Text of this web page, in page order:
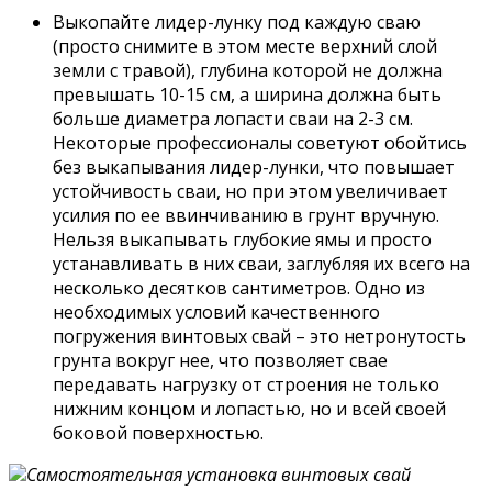
Выкопайте лидер-лунку под каждую сваю
(просто снимите в этом месте верхний слой
земли с травой), глубина которой не должна
превышать 10-15 см, а ширина должна быть
больше диаметра лопасти сваи на 2-3 см.
Некоторые профессионалы советуют обойтись
без выкапывания лидер-лунки, что повышает
устойчивость сваи, но при этом увеличивает
усилия по ее ввинчиванию в грунт вручную.
Нельзя выкапывать глубокие ямы и просто
устанавливать в них сваи, заглубляя их всего на
несколько десятков сантиметров. Одно из
необходимых условий качественного
погружения винтовых свай – это нетронутость
грунта вокруг нее, что позволяет свае
передавать нагрузку от строения не только
нижним концом и лопастью, но и всей своей
боковой поверхностью.
Самостоятельная установка винтовых свай